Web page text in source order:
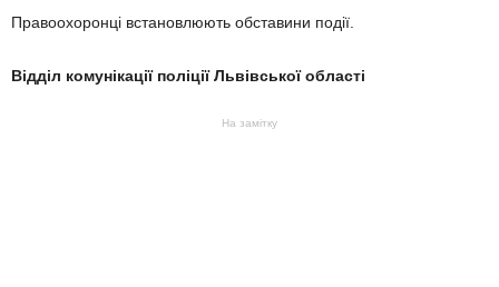
Правоохоронці встановлюють обставини події.
Відділ комунікації поліції Львівської області
На замітку